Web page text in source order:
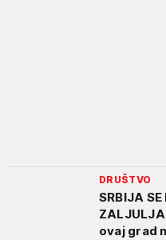
DRUŠTVO
SRBIJA SE
ovaj grad